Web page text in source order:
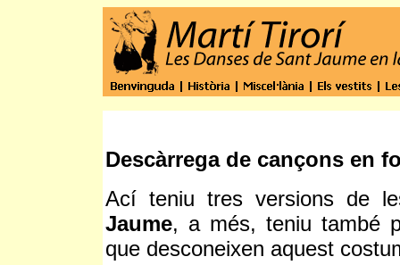
Descàrrega de cançons en
Ací teniu tres versions de
Jaume, a més, teniu també
que desconeixen aquest